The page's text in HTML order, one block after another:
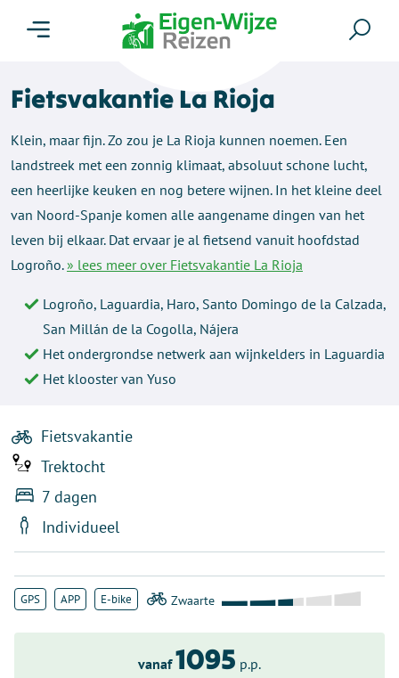
Fietsvakantie La Rioja
Klein, maar fijn. Zo zou je La Rioja kunnen noemen. Een
landstreek met een zonnig klimaat, absoluut schone lucht,
een heerlijke keuken en nog betere wijnen. In het kleine deel
van Noord-Spanje komen alle aangename dingen van het
leven bij elkaar. Dat ervaar je al fietsend vanuit hoofdstad
Logroño.» lees meer over Fietsvakantie La Rioja
Logroño, Laguardia, Haro, Santo Domingo de la Calzada,
San Millán de la Cogolla, Nájera
Het ondergrondse netwerk aan wijnkelders in Laguardia
Het klooster van Yuso
GPS APP E-bike
Fietsvakantie
Trektocht
7 dagen
Individueel
vanaf 1095 p.p.